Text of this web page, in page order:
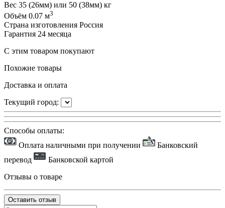
Вес 35 (26мм) или 50 (38мм) кг
Объём 0.07 м3
Страна изготовления Россия
Гарантия 24 месяца
С этим товаром покупают
Похожие товары
Доставка и оплата
Текущий город:
Способы оплаты:
Оплата наличными при получении
Банковский
перевод
Банковской картой
Отзывы о товаре
Оставить отзыв